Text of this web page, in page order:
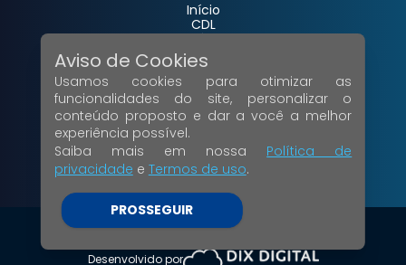
Aviso de Cookies
Usamos cookies para otimizar as
funcionalidades do site, personalizar o
conteúdo proposto e dar a você a melhor
experiência possível.
Saiba mais em nossa Política de
privacidade e Termos de uso.
PROSSEGUIR
Início
CDL
Notícias
Contato
Campanhas
Serviços
Galerias
Acesso Interno
Painel Administrativo
Webmail
Siga-nos
© Copyright 2024 Todos os direitos reservados.
Desenvolvido por